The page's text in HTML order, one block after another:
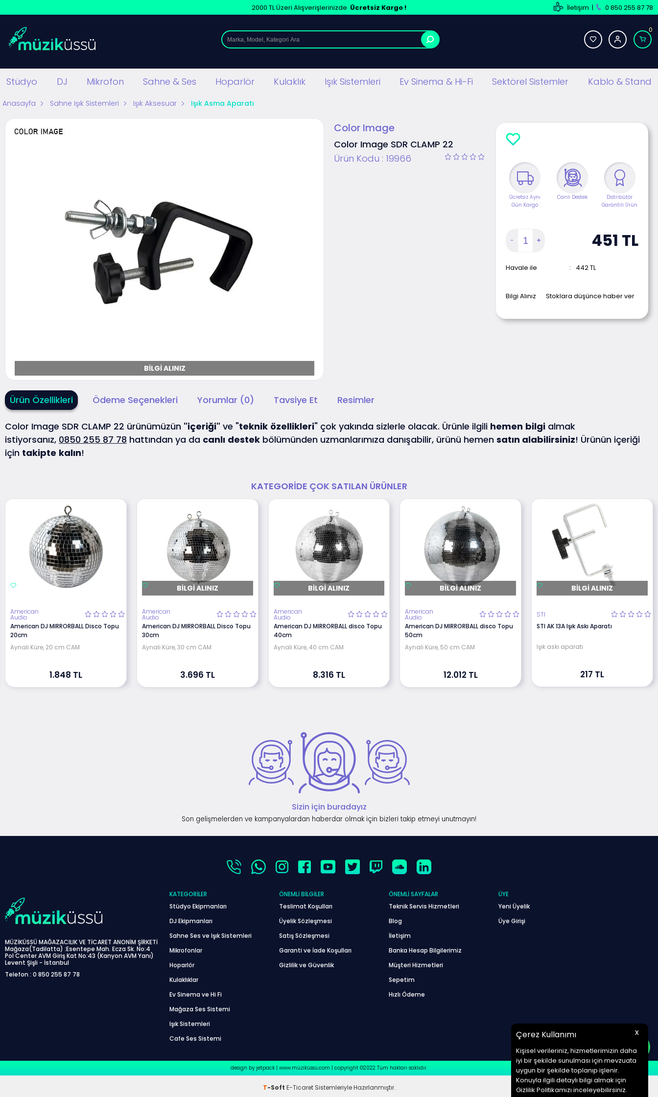
Çerez Kullanımı x
Kişisel verileriniz, hizmetlerimizin daha
iyi bir şekilde sunulması için mevzuata
uygun bir şekilde toplanıp işlenir.
Konuyla ilgili detaylı bilgi almak için
Gizlilik Politikamızı inceleyebilirsiniz.
2000 TL Üzeri Alışverişlerinizde Ücretsiz Kargo ! İletişim | 0 850 255 87 78
0
Stüdyo DJ Mikrofon Sahne & Ses Hoparlör Kulaklık Işık Sistemleri Ev Sinema & Hi-Fi Sektörel Sistemler Kablo & Stand
Anasayfa Sahne Işık Sistemleri Işık Aksesuar Işık Asma Aparatı
BILGI ALINIZ
Color Image
Color Image SDR CLAMP 22
Ürün Kodu : 19966
Ücretsiz Aynı
Gün Kargo
Canlı Destek
Distribütör
Garantili Ürün
451 TL
Havale ile : 442TL
Bilgi Alınız Stoklara düşünce haber ver
Ürün Özellikleri Ödeme Seçenekleri Yorumlar (0) Tavsiye Et Resimler
Color Image SDR CLAMP 22 ürünümüzün "içeriği" ve "teknik özellikleri" çok yakında sizlerle olacak. Ürünle ilgili hemen bilgi almak
istiyorsanız, 0850 255 87 78 hattından ya da canlı destek bölümünden uzmanlarımıza danışabilir, ürünü hemen satın alabilirsiniz! Ürünün içeriği
için takipte kalın!
KATEGORIDE ÇOK SATILAN ÜRÜNLER
American
Audio
American DJ MIRRORBALL Disco Topu
20cm
Aynali Küre, 20 cm CAM
1.848 TL
BILGI ALINIZ
American
Audio
American DJ MIRRORBALL Disco Topu
30cm
Aynali Küre, 30 cm CAM
3.696 TL
BILGI ALINIZ
American
Audio
American DJ MIRRORBALL disco Topu
40cm
Aynali Küre, 40 cm CAM
8.316 TL
BILGI ALINIZ
American
Audio
American DJ MIRRORBALL disco Topu
50cm
Aynali Küre, 50 cm CAM
12.012 TL
BILGI ALINIZ
STI
STI AK 13A Işık Askı Aparatı
Işık askı aparatı
217 TL
Sizin için buradayız
Son gelişmelerden ve kampanyalardan haberdar olmak için bizleri takip etmeyi unutmayın!
MÜZİKÜSSÜ MAĞAZACILIK VE TİCARET ANONİM ŞİRKETİ
Mağaza(Tadilatta) :Esentepe Mah. Ecza Sk. No:4
Pol Center AVM Giriş Kat No:43 (Kanyon AVM Yanı)
Levent Şişli - İstanbul
Telefon : 0 850 255 87 78
KATEGORILER
Stüdyo Ekipmanları
DJ Ekipmanları
Sahne Ses ve Işık Sistemleri
Mikrofonlar
Hoparlör
Kulaklıklar
Ev Sinema ve Hi Fi
Mağaza Ses Sistemi
Işık Sistemleri
Cafe Ses Sistemi
ÖNEMLI BILGILER
Teslimat Koşulları
Üyelik Sözleşmesi
Satış Sözleşmesi
Garanti ve İade Koşulları
Gizlilik ve Güvenlik
ÖNEMLI SAYFALAR
Teknik Servis Hizmetleri
Blog
İletişim
Banka Hesap Bilgilerimiz
Müşteri Hizmetleri
Sepetim
Hızlı Ödeme
ÜYE
Yeni Üyelik
Üye Girişi
design by jetpack | www.müziküssü.com | copyright ©2022 Tüm hakları saklıdır.
T-Soft E-TicaretSistemleriyle Hazırlanmıştır.